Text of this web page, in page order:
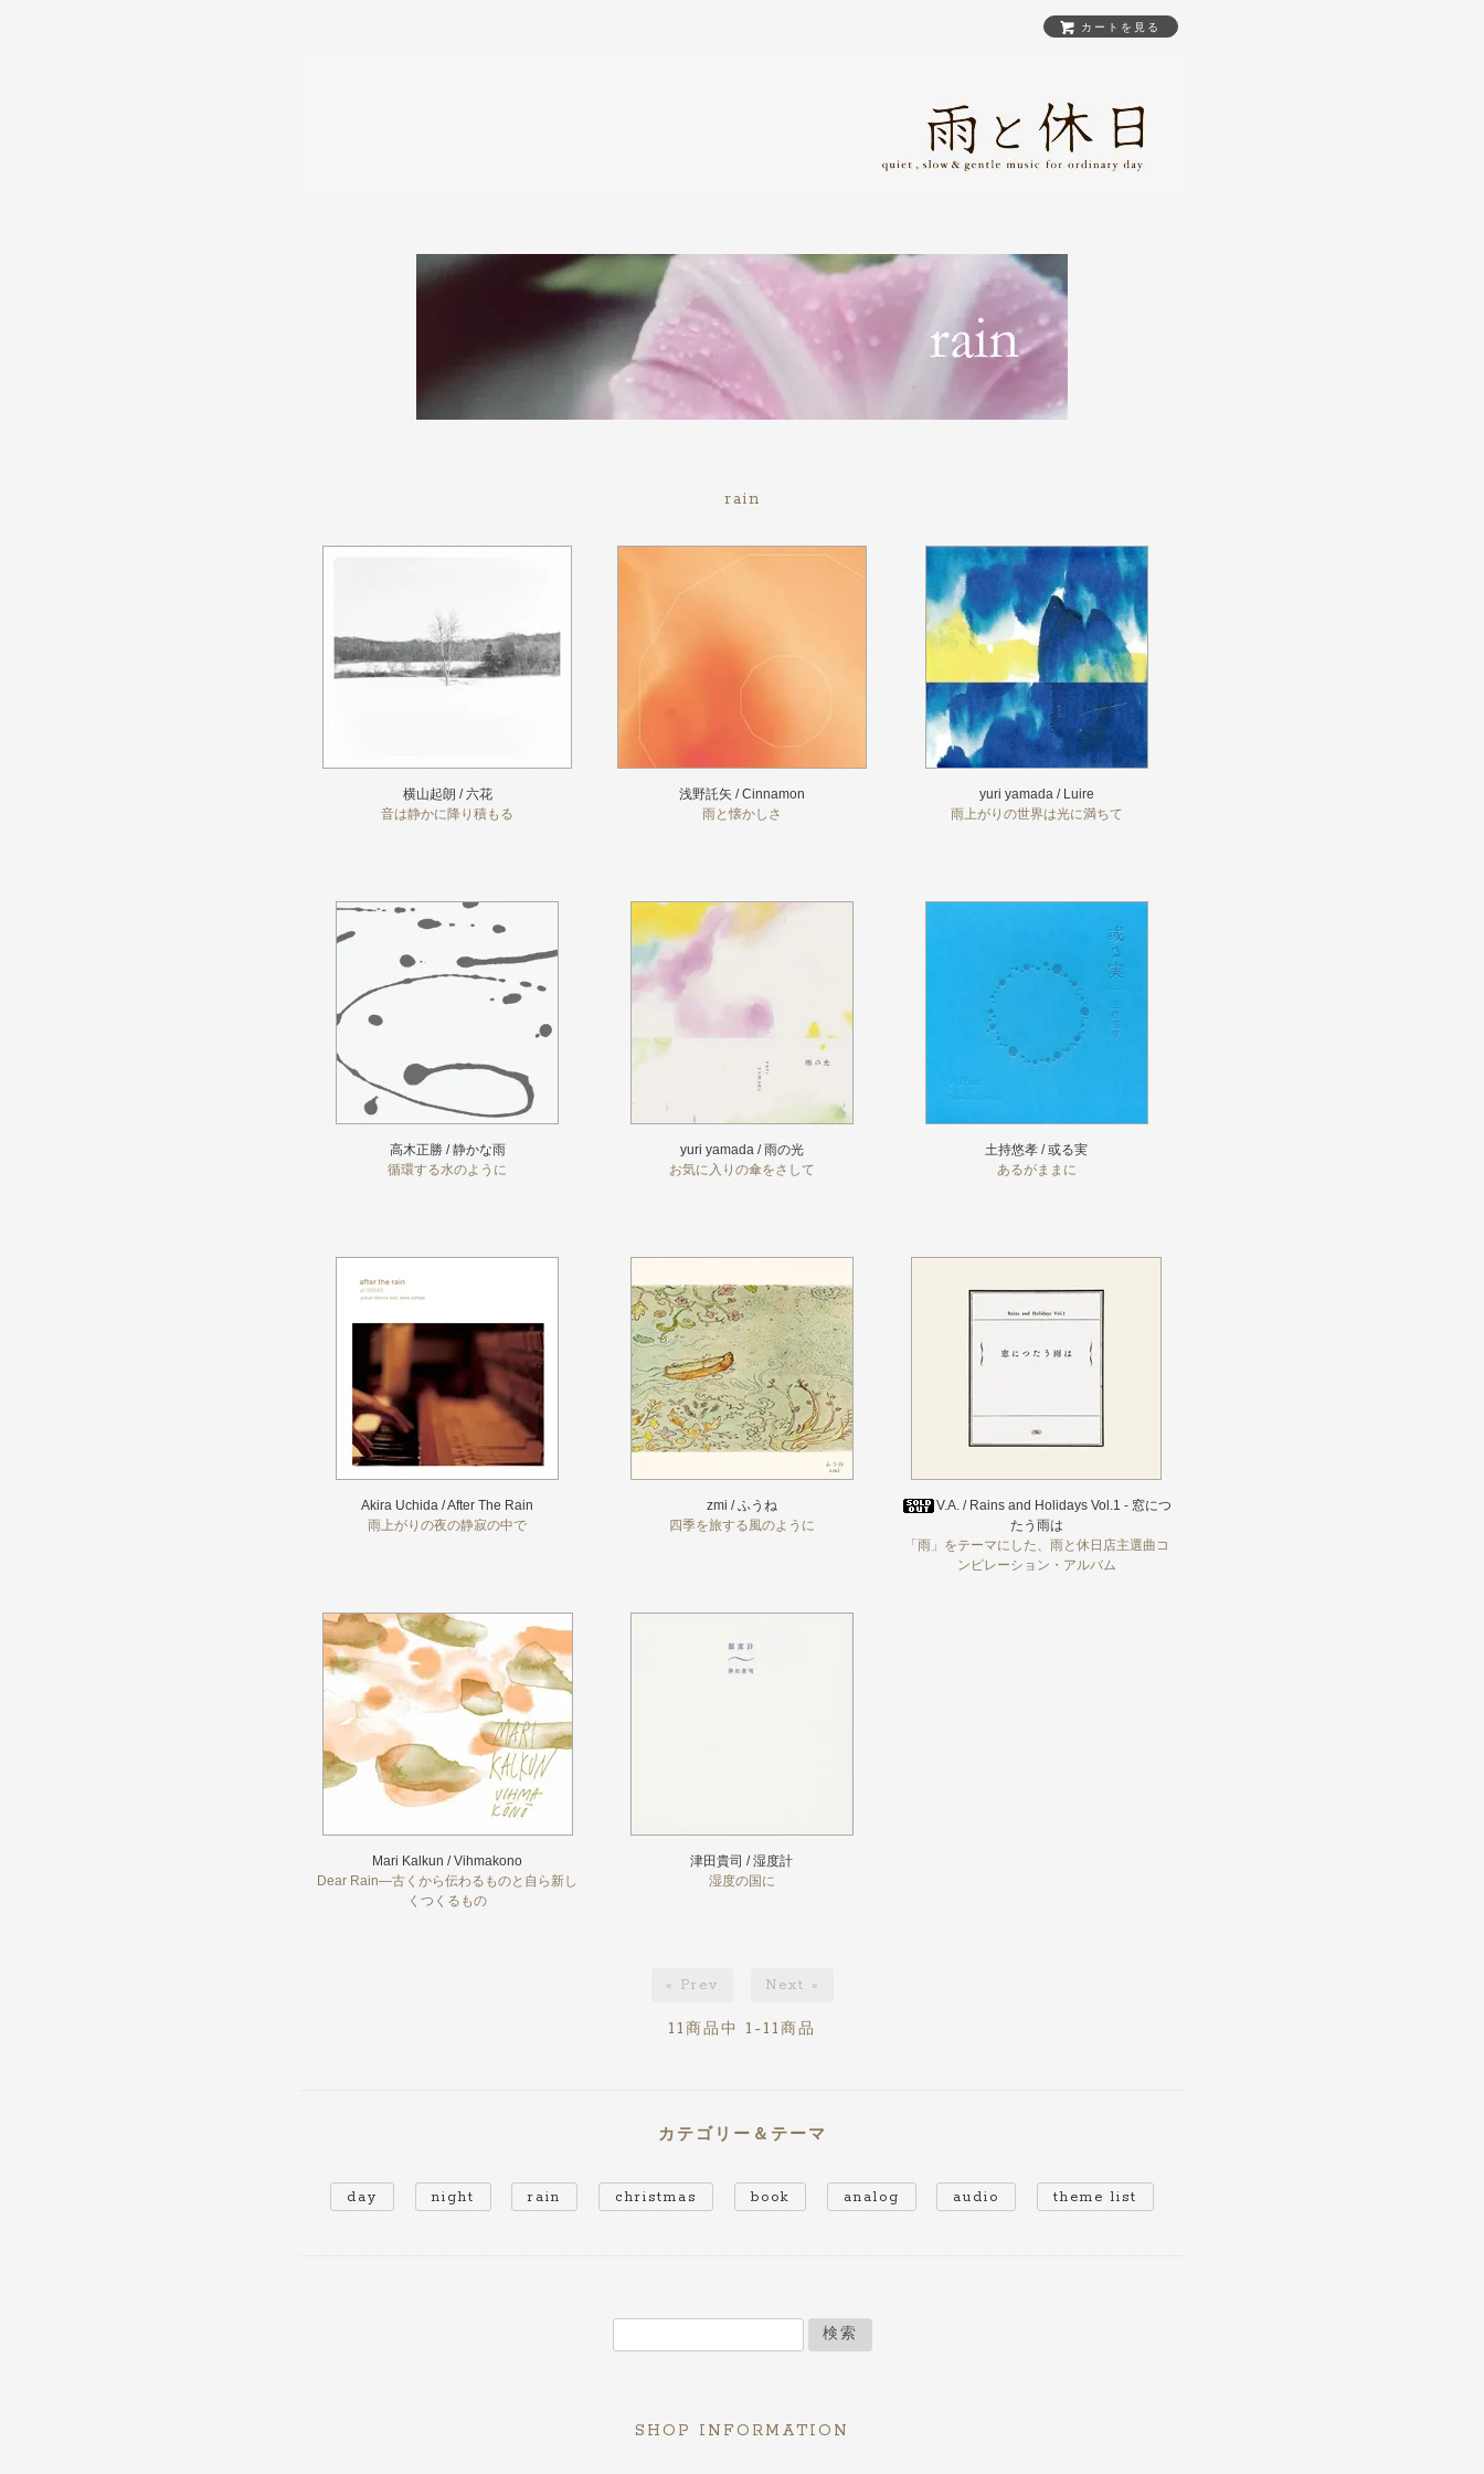
カートを見る
rain
横山起朗 / 六花
音は静かに降り積もる
浅野託矢 / Cinnamon
雨と懐かしさ
yuri yamada / Luire
雨上がりの世界は光に満ちて
高木正勝 / 静かな雨
循環する水のように
yuri yamada / 雨の光
お気に入りの傘をさして
土持悠孝 / 或る実
あるがままに
Akira Uchida / After The Rain
雨上がりの夜の静寂の中で
zmi / ふうね
四季を旅する風のように
V.A. / Rains and Holidays Vol.1 - 窓につ
たう雨は
「雨」をテーマにした、雨と休日店主選曲コ
ンピレーション・アルバム
Mari Kalkun / Vihmakono
Dear Rain―古くから伝わるものと自ら新し
くつくるもの
津田貴司 / 湿度計
湿度の国に
« Prev Next »
11 商品中 1-11 商品
カテゴリー＆テーマ
day night rain christmas book analog audio theme list
検索
SHOP INFORMATION